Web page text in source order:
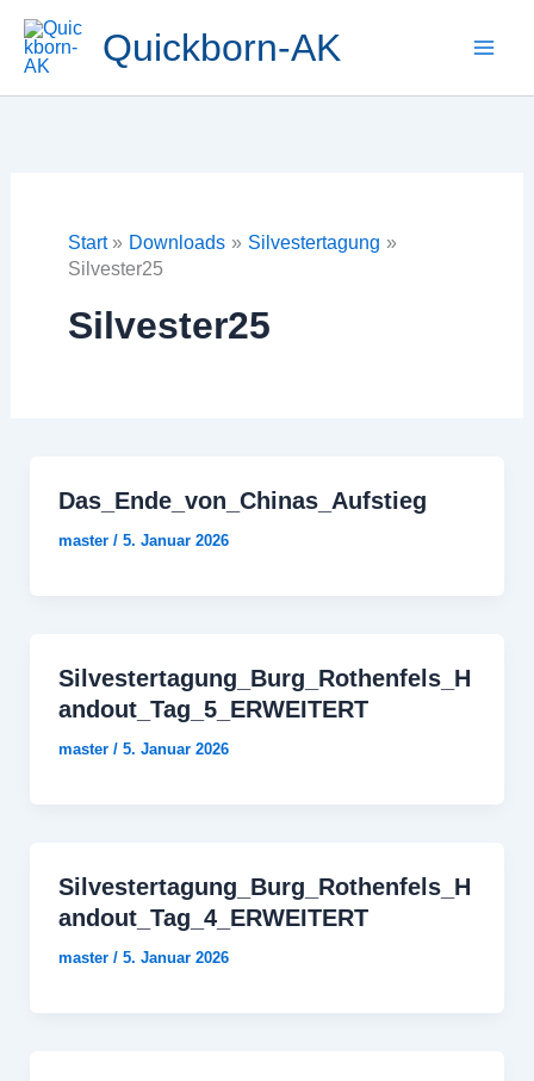
Inhalt
springen
Quickborn-AK
Start Downloads
Silvestertagung
Silvester25
Silvester25
Das_Ende_von_Chinas_Aufstieg
master / 5. Januar 2026
Silvestertagung_Burg_Rothenfels_H
andout_Tag_5_ERWEITERT
master / 5. Januar 2026
Silvestertagung_Burg_Rothenfels_H
andout_Tag_4_ERWEITERT
master / 5. Januar 2026